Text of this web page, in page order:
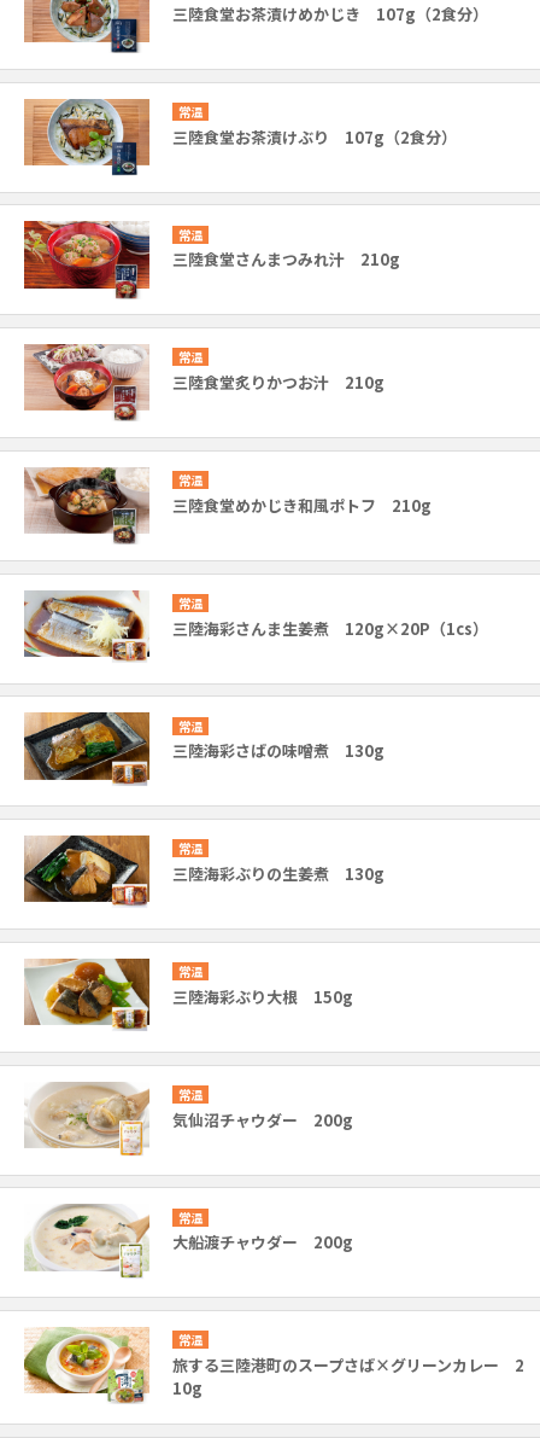
三陸食堂お茶漬けめかじき 107g（2食分）
常温
三陸食堂お茶漬けぶり 107g（2食分）
常温
三陸食堂さんまつみれ汁 210g
常温
三陸食堂炙りかつお汁 210g
常温
三陸食堂めかじき和風ポトフ 210g
常温
三陸海彩さんま生姜煮 120g×20P（1cs）
常温
三陸海彩さばの味噌煮 130g
常温
三陸海彩ぶりの生姜煮 130g
常温
三陸海彩ぶり大根 150g
常温
気仙沼チャウダー 200g
常温
大船渡チャウダー 200g
常温
旅する三陸港町のスープさば×グリーンカレー 2
10g